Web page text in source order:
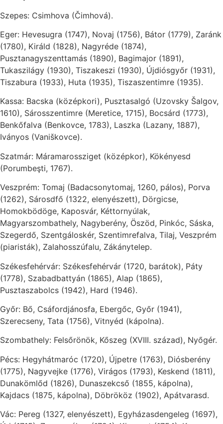
Szepes: Csimhova (Čimhová).
Eger: Hevesugra (1747), Novaj (1756), Bátor (1779), Zaránk
(1780), Királd (1828), Nagyréde (1874),
Pusztanagyszenttamás (1890), Bagimajor (1891),
Tukaszilágy (1930), Tiszakeszi (1930), Újdiósgyőr (1931),
Tiszabura (1933), Huta (1935), Tiszaszentimre (1935).
Kassa: Bacska (középkori), Pusztasalgó (Uzovsky Šalgov,
1610), Sárosszentimre (Meretice, 1715), Bocsárd (1773),
Benkőfalva (Benkovce, 1783), Laszka (Lazany, 1887),
Iványos (Vaniškovce).
Szatmár: Máramarossziget (középkor), Kökényesd
(Porumbeşti, 1767).
Veszprém: Tomaj (Badacsonytomaj, 1260, pálos), Porva
(1262), Sárosdfő (1322, elenyészett), Dörgicse,
Homokbödöge, Kaposvár, Kéttornyúlak,
Magyarszombathely, Nagyberény, Öszöd, Pinkóc, Sáska,
Szegerdő, Szentgáloskér, Szentimrefalva, Tilaj, Veszprém
(piaristák), Zalahosszúfalu, Zákánytelep.
Székesfehérvár: Székesfehérvár (1720, barátok), Páty
(1778), Szabadbattyán (1865), Alap (1865),
Pusztaszabolcs (1942), Hard (1946).
Győr: Bő, Csáfordjánosfa, Ebergőc, Győr (1941),
Szerecseny, Tata (1756), Vitnyéd (kápolna).
Szombathely: Felsőrönök, Kőszeg (XVIII. század), Nyőgér.
Pécs: Hegyhátmaróc (1720), Újpetre (1763), Diósberény
(1775), Nagyvejke (1776), Virágos (1793), Keskend (1811),
Dunakömlőd (1826), Dunaszekcső (1855, kápolna),
Kajdacs (1875, kápolna), Döbrököz (1902), Apátvarasd.
Vác: Pereg (1327, elenyészett), Egyházasdengeleg (1697),